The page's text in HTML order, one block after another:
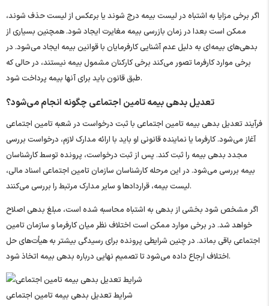
اگر برخی مزایا به اشتباه در لیست بیمه درج شوند یا برعکس از لیست حذف شوند،
ممکن است بعدا در زمان بازرسی بیمه مغایرت ایجاد شود. همچنین بسیاری از
بدهی‌های بیمه‌ای به دلیل عدم آشنایی کارفرمایان با قوانین بیمه ایجاد می‌شود. در
برخی موارد کارفرما تصور می‌کند برخی کارکنان مشمول بیمه نیستند، در حالی که
طبق قانون باید برای آنها بیمه پرداخت شود.
تعدیل بدهی بیمه تامین اجتماعی چگونه انجام می‌شود؟
فرآیند تعدیل بدهی بیمه تامین اجتماعی با ثبت درخواست در شعبه تامین اجتماعی
آغاز می‌شود. کارفرما یا نماینده قانونی او باید با ارائه مدارک لازم، درخواست بررسی
مجدد بدهی بیمه را ثبت کند. پس از ثبت درخواست، پرونده توسط کارشناسان
بیمه بررسی می‌شود. در این مرحله کارشناسان سازمان تامین اجتماعی اسناد مالی،
لیست بیمه، قراردادها و سایر مدارک مرتبط را بررسی می‌کنند.
اگر مشخص شود بخشی از بدهی به اشتباه محاسبه شده است، مبلغ بدهی اصلاح
خواهد شد. در برخی موارد ممکن است اختلاف نظر میان کارفرما و سازمان تامین
اجتماعی باقی بماند. در چنین شرایطی پرونده برای رسیدگی بیشتر به هیأت‌های حل
اختلاف ارجاع داده می‌شود تا تصمیم نهایی درباره بدهی بیمه اتخاذ شود.
شرایط تعدیل بدهی بیمه تامین اجتماعی